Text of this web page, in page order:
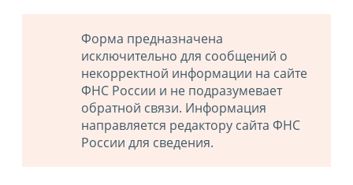
Форма предназначена
исключительно для сообщений о
некорректной информации на сайте
ФНС России и не подразумевает
обратной связи. Информация
направляется редактору сайта ФНС
России для сведения.